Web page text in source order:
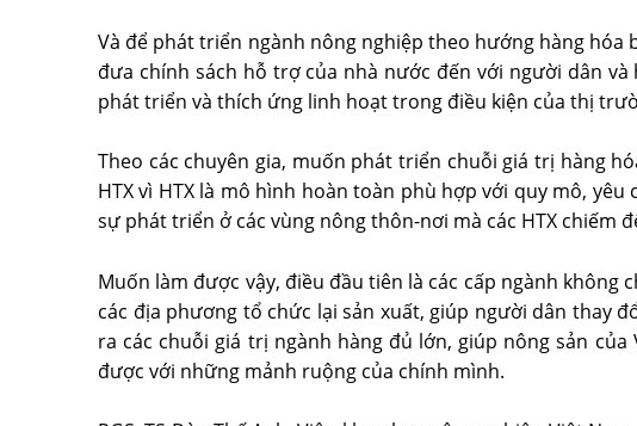
Và để phát triển ngành nông nghiệp theo hướng hàng hóa
đưa chính sách hỗ trợ của nhà nước đến với người dân
phát triển và thích ứng linh hoạt trong điều kiện của thị
Theo các chuyên gia, muốn phát triển chuỗi giá trị hàng
HTX vì HTX là mô hình hoàn toàn phù hợp với quy mô,
sự phát triển ở các vùng nông thôn-nơi mà các HTX chiếm
Muốn làm được vậy, điều đầu tiên là các cấp ngành không
các địa phương tổ chức lại sản xuất, giúp người dân thay
ra các chuỗi giá trị ngành hàng đủ lớn, giúp nông sản
được với những mảnh ruộng của chính mình.